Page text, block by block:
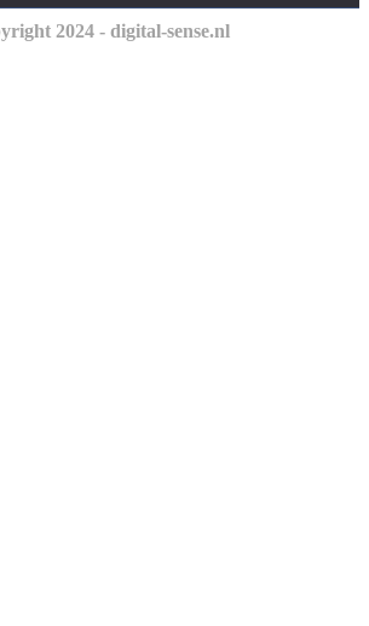
2024 - digital-sense.nl